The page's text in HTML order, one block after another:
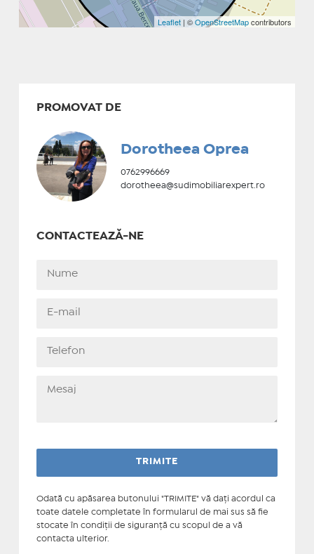
Leaflet | ©OpenStreetMapcontributors
PROMOVAT DE
Dorotheea Oprea
0762996669
dorotheea@sudimobiliarexpert.ro
CONTACTEAZĂ-NE
Odată cu apăsarea butonului "TRIMITE" vă daţi acordul ca
toate datele completate în formularul de mai sus să fie
stocate în condiţii de siguranţă cu scopul de a vă
contacta ulterior.